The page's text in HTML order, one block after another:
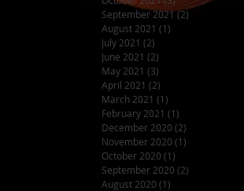
September 2021(2)
August 2021 (1)
July 2021 (2)
June 2021 (2)
May 2021 (3)
April 2021 (2)
March 2021 (1)
February 2021 (1)
December 2020 (2)
November 2020 (1)
October 2020 (1)
September 2020 (2)
August 2020 (1)